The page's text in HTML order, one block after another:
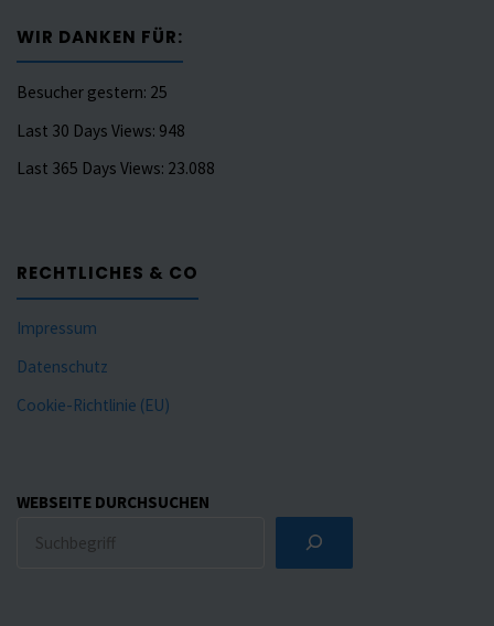
WIR DANKEN FÜR:
Besucher gestern: 25
Last 30 Days Views: 948
Last 365 Days Views: 23.088
RECHTLICHES & CO
Impressum
Datenschutz
Cookie-Richtlinie (EU)
WEBSEITE DURCHSUCHEN